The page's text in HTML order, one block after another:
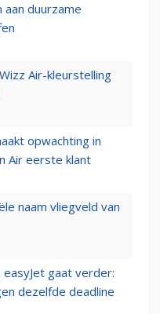
duurzame
Air-kleurstelling
opwachting in
Air eerste klant
naam vliegveld van
gaat verder:
dezelfde deadline